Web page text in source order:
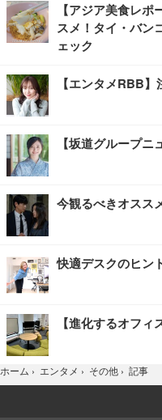
【アジア美食レ
スメ！タイ・バン
ェック
【エンタメRBB
【坂道グループ
今観るべきオスス
快適デスクのヒン
【進化するオフィ
ホーム › エンタメ › その他 › 記事